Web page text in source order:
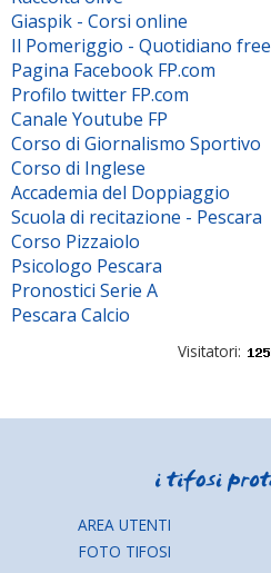
Giaspik - Corsi online
Il Pomeriggio - Quotidiano free
Pagina Facebook FP.com
Profilo twitter FP.com
Canale Youtube FP
Corso di Giornalismo Sportivo
Corso di Inglese
Accademia del Doppiaggio
Scuola di recitazione - Pescara
Corso Pizzaiolo
Psicologo Pescara
Pronostici Serie A
Pescara Calcio
Visitatori:
AREA UTENTI
FOTO TIFOSI